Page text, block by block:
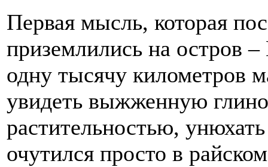
Первая мысль, которая
приземлились на остров
одну тысячу километров
увидеть выжженную
растительностью,
очутился просто в